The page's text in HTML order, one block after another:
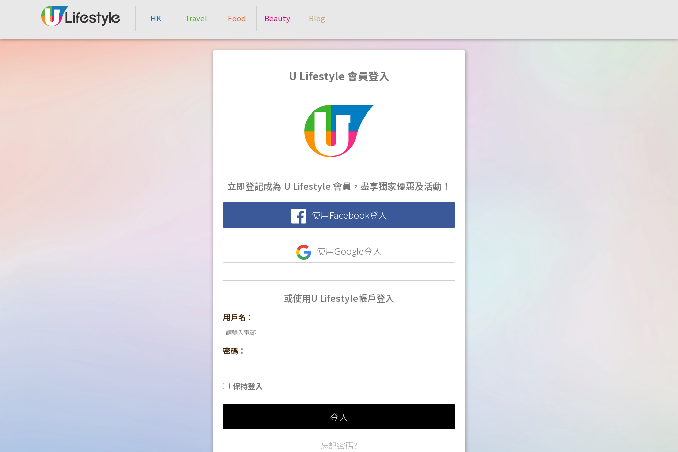
HK Travel Food Beauty Blog
U Lifestyle 會員登入
立即登記成為 U Lifestyle 會員，盡享獨家優惠及活動！
使用Facebook登入
使用Google登入
或使用U Lifestyle帳戶登入
用戶名：
密碼：
保持登入
登入
忘記密碼?